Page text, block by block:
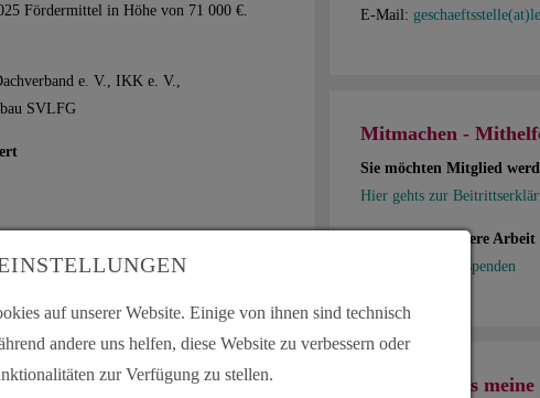
Fördermittel in Höhe von 71 000 €.
e. V., IKK e. V.,
SVLFG
GKV Gemeinschaftsförderung
Ersatzkassen Erfurt, GKV
und AOK Neckar Alb, SH Förderung
d. Krankenkassen Essen, Duisburg
Förderung - regionale
E-Mail:
Mitmachen -
Sie möchten Mitglied
Hier gehts zur
Sie möchten unsere
Hier können Sie spenden
Mein Ausweis
auf unserer Website. Einige von ihnen sind technisch
andere uns helfen, diese Website zu verbessern oder
zur Verfügung zu stellen.